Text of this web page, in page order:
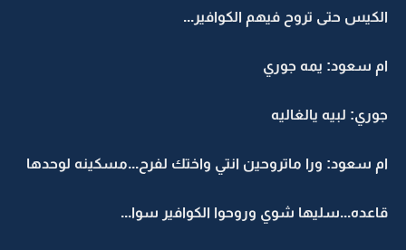
الكيس حتى تروح فيهم الكوافير...
ام سعود: يمه جوري
جوري: لبيه يالغاليه
ام سعود: ورا ماتروحين انتي واختك لفرح...مسكينه لوحدها
قاعده...سليها شوي وروحوا الكوافير سوا...